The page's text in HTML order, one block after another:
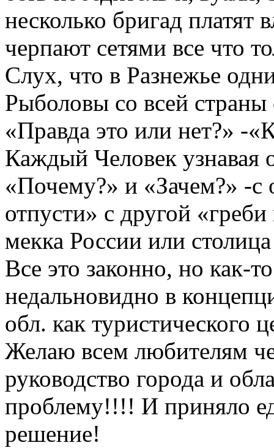
несколько бригад платят
черпают сетями все что
Слух, что в Разнежье
Рыболовы со всей
«Правда это или нет?» -
Каждый Человек узнавая
«Почему?» и «Зачем?» -
отпусти» с другой
мекка России или столица
Все это законно, но как-
недальновидно в
обл. как туристического
Желаю всем любителям
руководство города и
проблему!!!! И приняло
решение!